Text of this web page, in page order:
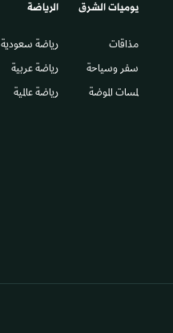
يوميات الشرق​
مذاقات
سفر وسياحة
لمسات الموضة
الرياضة
رياضة سعودية
رياضة عربية
رياضة عالمية